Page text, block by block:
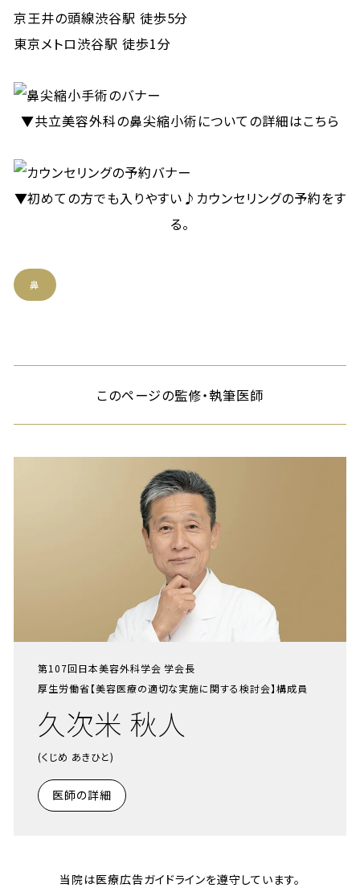
京王井の頭線渋谷駅 徒歩5分
東京メトロ渋谷駅 徒歩1分
▼共立美容外科の鼻尖縮小術についての詳細はこちら
▼初めての方でも入りやすい♪カウンセリングの予約をす
る。
鼻
このページの監修・執筆医師
第107回日本美容外科学会 学会長
厚生労働省【美容医療の適切な実施に関する検討会】構成員
久次米 秋人
(くじめ あきひと)
医師の詳細
当院は医療広告ガイドラインを遵守しています。